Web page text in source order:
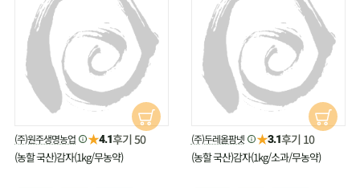
(주)원주생명농업 ★4.1후기 50
(농할 국산)감자(1kg/무농약)
(주)두레올팜넷 ★3.1후기 10
(농할 국산)감자(1kg/소과/무농약)